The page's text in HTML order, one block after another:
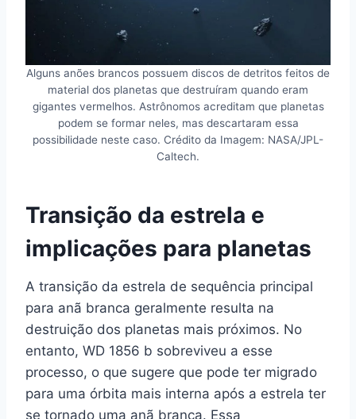
Alguns anões brancos possuem discos de detritos feitos de
material dos planetas que destruíram quando eram
gigantes vermelhos. Astrônomos acreditam que planetas
podem se formar neles, mas descartaram essa
possibilidade neste caso. Crédito da Imagem: NASA/JPL-
Caltech.
Transição da estrela e
implicações para planetas
A transição da estrela de sequência principal
para anã branca geralmente resulta na
destruição dos planetas mais próximos. No
entanto, WD 1856 b sobreviveu a esse
processo, o que sugere que pode ter migrado
para uma órbita mais interna após a estrela ter
se tornado uma anã branca. Essa